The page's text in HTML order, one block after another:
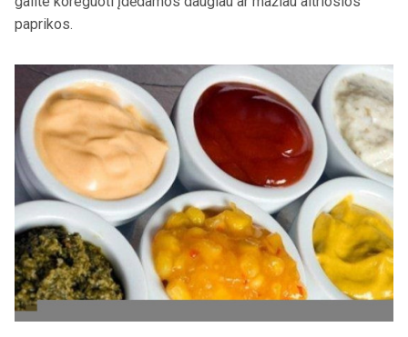
paprikos.